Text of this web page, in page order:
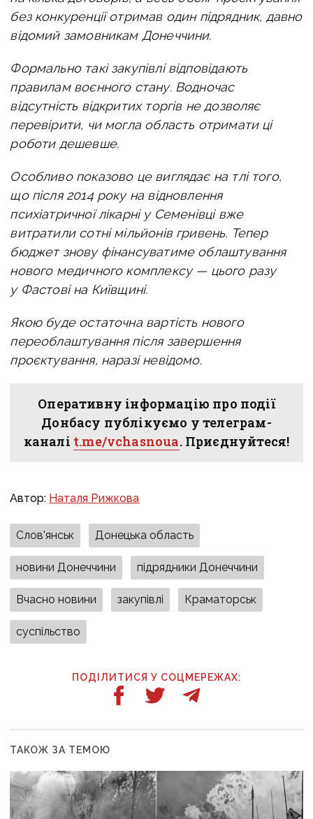
без конкуренції отримав один підрядник, давно
відомий замовникам Донеччини.
Формально такі закупівлі відповідають
правилам воєнного стану. Водночас
відсутність відкритих торгів не дозволяє
перевірити, чи могла область отримати ці
роботи дешевше.
Особливо показово це виглядає на тлі того,
що після 2014 року на відновлення
психіатричної лікарні у Семенівці вже
витратили сотні мільйонів гривень. Тепер
бюджет знову фінансуватиме облаштування
нового медичного комплексу — цього разу
у Фастові на Київщині.
Якою буде остаточна вартість нового
переоблаштування після завершення
проєктування, наразі невідомо.
Оперативну інформацію про події
Донбасу публікуємо у телеграм-
каналі t.me/vchasnoua. Приєднуйтеся!
Автор: Наталя Рижкова
Слов'янськ Донецька область
новини Донеччини підрядники Донеччини
Вчасно новини закупівлі Краматорськ
суспільство
ПОДІЛИТИСЯ У СОЦМЕРЕЖАХ:
ТАКОЖ ЗА ТЕМОЮ